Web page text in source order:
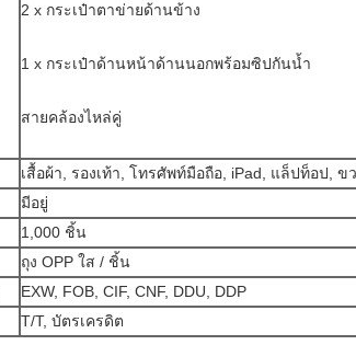
2 x กระเป๋าตาข่ายด้านข้าง
1 x กระเป๋าด้านหน้าด้านนอกพร้อมซิปกันน้ำ
สายคล้องไหล่คู่
เสื้อผ้า, รองเท้า, โทรศัพท์มือถือ, iPad, แล็ปท็อป, ข
มีอยู่
1,000 ชิ้น
ถุง OPP ใส / ชิ้น
EXW, FOB, CIF, CNF, DDU, DDP
T/T, บัตรเครดิต